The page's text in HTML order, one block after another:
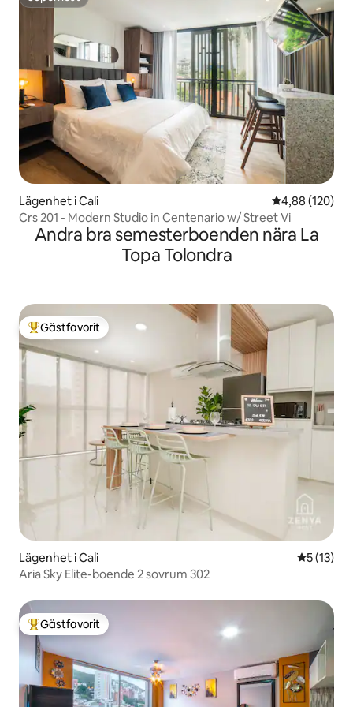
Superhost
Lägenhet i Cali 4,88 av 5 i
4,88 (120)
Crs 201 - Modern Studio in Centenario w/ Street Vi
Andra bra semesterboenden nära La
Topa Tolondra
Populär gästfavorit
Gästfavorit
Lägenhet i Cali 5 av 5 i
5 (13)
Aria Sky Elite-boende 2 sovrum 302
Populär gästfavorit
Gästfavorit